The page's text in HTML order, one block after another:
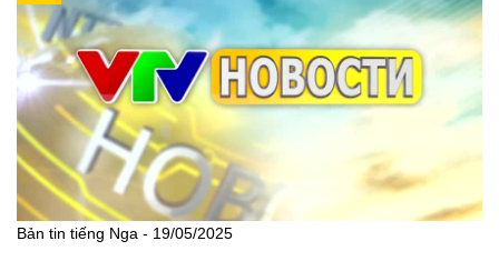
Bản tin tiếng Nga - 19/05/2025